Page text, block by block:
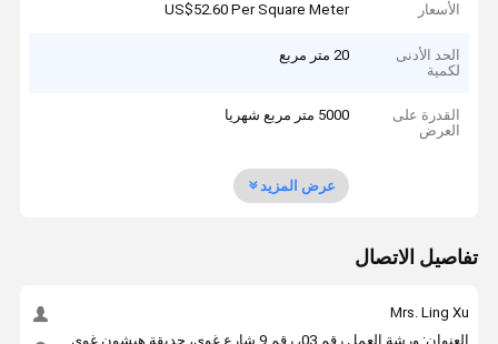
الأسعار US$52.60 Per Square Meter
الحد الأدنى
لكمية
20 متر مربع
القدرة على
العرض
5000 متر مربع شهريا
عرض المزيد
تفاصيل الاتصال
Mrs. Ling Xu
العنوان: ورشة العمل رقم 03، رقم 9 شارع غوي، حديقة هيشون غوي